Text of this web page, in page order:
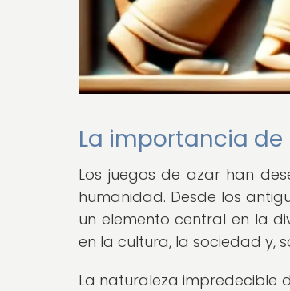
La importancia de
Los juegos de azar han
humanidad. Desde los
un elemento central en la
en la cultura, la sociedad y,
La naturaleza impredecible